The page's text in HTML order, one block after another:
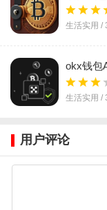
生活实用 /
okx钱包
生活实用 /
用户评论